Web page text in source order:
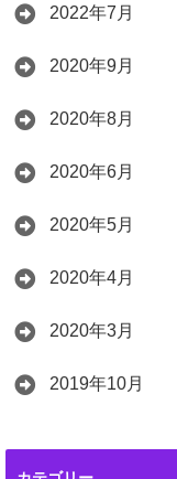
2022年7月
2020年9月
2020年8月
2020年6月
2020年5月
2020年4月
2020年3月
2019年10月